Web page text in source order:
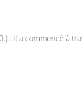
: il a commencé à